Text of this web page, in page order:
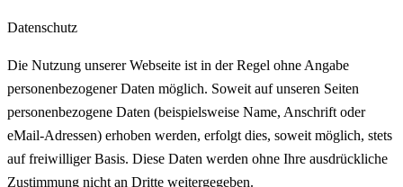
Datenschutz
Die Nutzung unserer Webseite ist in der Regel ohne Angabe
personenbezogener Daten möglich. Soweit auf unseren Seiten
personenbezogene Daten (beispielsweise Name, Anschrift oder
eMail-Adressen) erhoben werden, erfolgt dies, soweit möglich, stets
auf freiwilliger Basis. Diese Daten werden ohne Ihre ausdrückliche
Zustimmung nicht an Dritte weitergegeben.